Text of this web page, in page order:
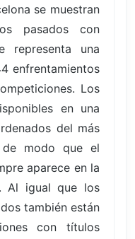
se muestran
pasados con
representa una
enfrentamientos
Los
en una
del más
modo que el
aparece en la
Al igual que los
también están
con títulos